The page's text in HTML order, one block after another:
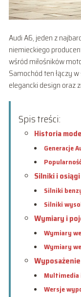
Audi A6, jeden z
niemieckiego
wśród miłośników
Samochód ten łączy
elegancki design oraz
Spis treści:
Historia
Generacje
Silniki i
Silniki
Silniki
Wymiary i
Wymiary
Wymiary
Wersje